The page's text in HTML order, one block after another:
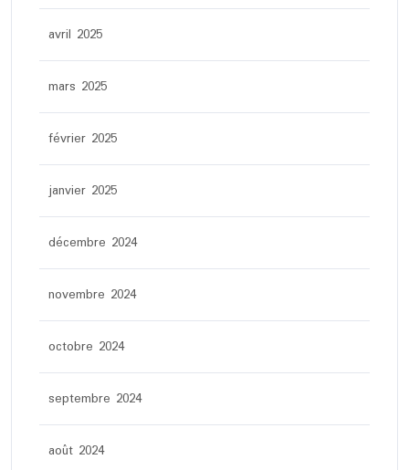
avril 2025
mars 2025
février 2025
janvier 2025
décembre 2024
novembre 2024
octobre 2024
septembre 2024
août 2024